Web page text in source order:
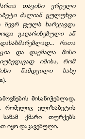
თავისი ვრცელი
ძალიან გულუხვი
ბევრ ფულს ხარჯავდა
გაღარიბებული ან
რათა
და დაემალა მისი
იმისა, რომ
ნამდვილი სახე
მისანიჭებლად,
რომელიც ელიზაბეტის
ქმარი თურქებს
იყო დაკავებული.